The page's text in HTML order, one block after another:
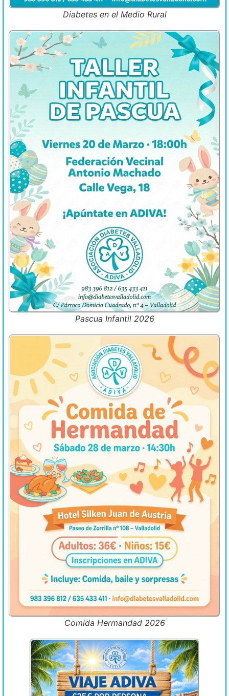
Diabetes en el Medio Rural
Pascua Infantil 2026
Comida Hermandad 2026